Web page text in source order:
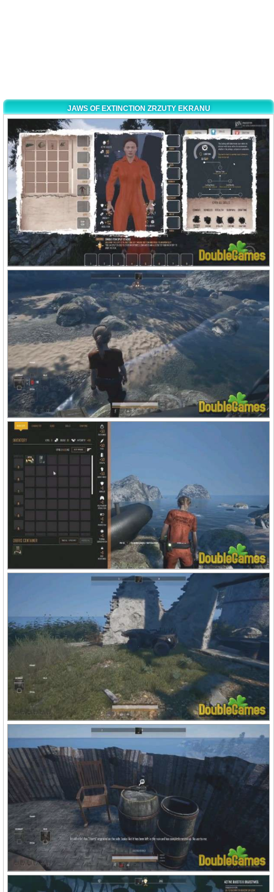
JAWS OF EXTINCTION ZRZUTY EKRANU